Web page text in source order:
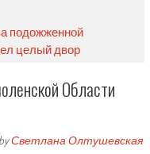
подожженной
целый двор
Области
byСветлана Олтушевская